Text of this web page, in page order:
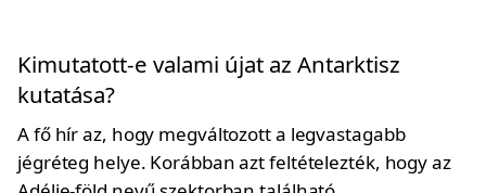
Kimutatott-e valami újat az Antarktisz
kutatása?
A fő hír az, hogy megváltozott a legvastagabb
jégréteg helye. Korábban azt feltételezték, hogy az